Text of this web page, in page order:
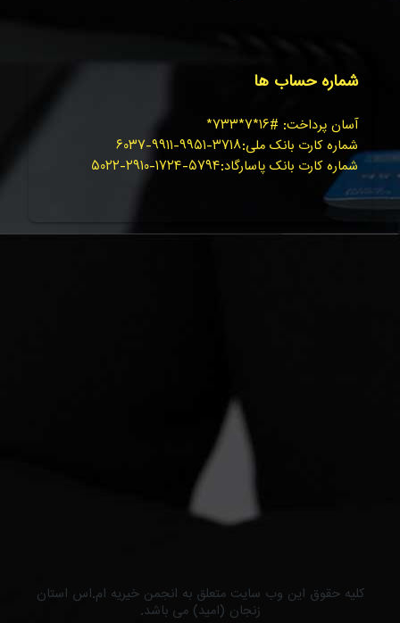
شماره حساب ها
آسان پرداخت: #۱۶*۷*۷۳۳*
شماره کارت بانک ملی:۳۷۱۸-۹۹۵۱-۹۹۱۱-۶۰۳۷
شماره کارت بانک پاسارگاد:۵۷۹۴-۱۷۲۴-۲۹۱۰-۵۰۲۲
کلیه حقوق این وب سایت متعلق به انجمن خیریه ام.اس استان
زنجان (امید) می باشد.